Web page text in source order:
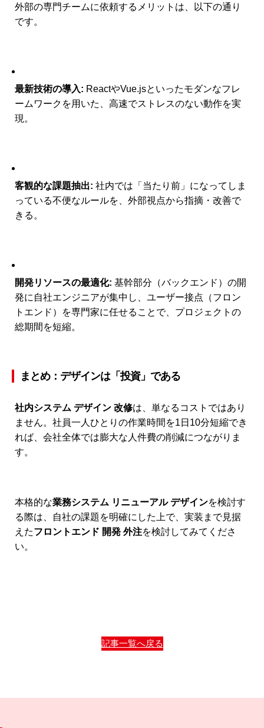
外部の専門チームに依頼するメリットは、以下の通り
です。
最新技術の導入: ReactやVue.jsといったモダンなフレ
ームワークを用いた、高速でストレスのない動作を実
現。
客観的な課題抽出: 社内では「当たり前」になってしま
っている不便なルールを、外部視点から指摘・改善で
きる。
開発リソースの最適化: 基幹部分（バックエンド）の開
発に自社エンジニアが集中し、ユーザー接点（フロン
トエンド）を専門家に任せることで、プロジェクトの
総期間を短縮。
まとめ：デザインは「投資」である
社内システム デザイン 改修は、単なるコストではあり
ません。社員一人ひとりの作業時間を1日10分短縮でき
れば、会社全体では膨大な人件費の削減につながりま
す。
本格的な業務システム リニューアル デザインを検討す
る際は、自社の課題を明確にした上で、実装まで見据
えたフロントエンド 開発 外注を検討してみてくださ
い。
記事一覧へ戻る